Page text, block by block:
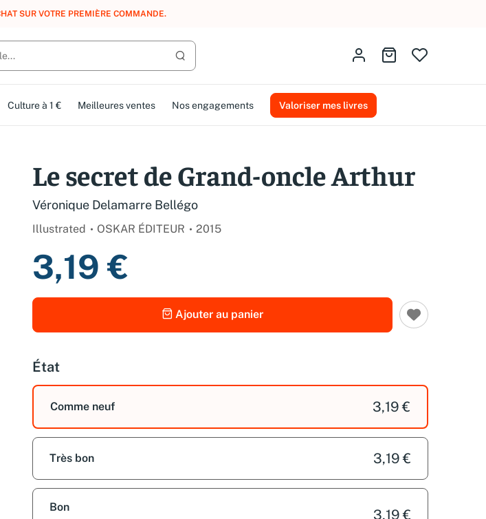
:REJOIGNEZ GRATUITEMENT LE CLUB AMMAREAL.
Lancer la recherche
Identifiez-vousAller au panier
Culture à 1 € Meilleures ventes Nos engagements Valoriser mes livres
Le secret de Grand-oncle Arthur
Véronique Delamarre Bellégo
Illustrated OSKAR ÉDITEUR 2015
3,19 €
Ajouter au panier
État
Comme neuf 3,19 €
Très bon 3,19 €
Bon 3,19 €